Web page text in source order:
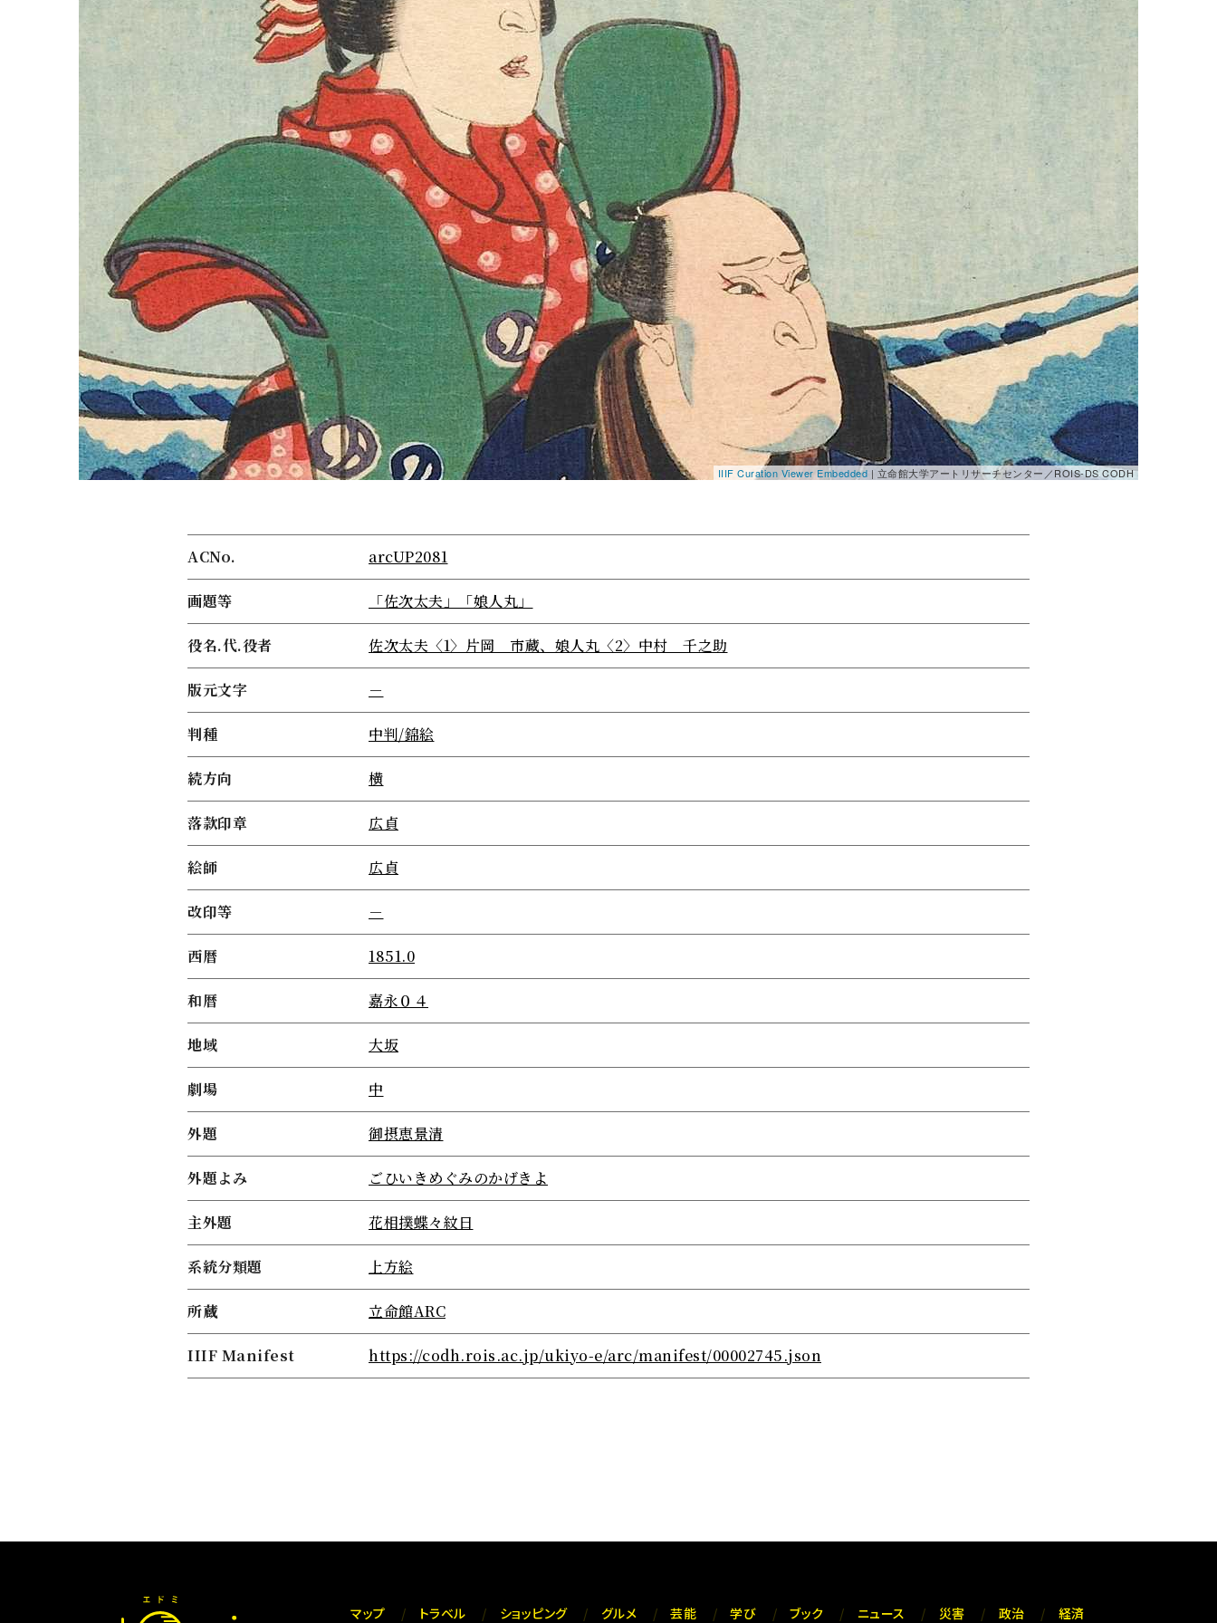
IIIF Curation Viewer Embedded | 立命館大学アートリサーチセンター／ROIS-DS CODH
ACNo. arcUP2081
画題等 「佐次太夫」「娘人丸」
役名.代.役者 佐次太夫〈1〉片岡 市蔵、娘人丸〈2〉中村 千之助
版元文字 －
判種 中判/錦絵
続方向 横
落款印章 広貞
絵師 広貞
改印等 －
西暦 1851.0
和暦 嘉永０４
地域 大坂
劇場 中
外題 御摂恵景清
外題よみ ごひいきめぐみのかげきよ
主外題 花相撲蝶々紋日
系統分類題 上方絵
所蔵 立命館ARC
IIIF Manifest https://codh.rois.ac.jp/ukiyo-e/arc/manifest/00002745.json
マップ トラベル ショッピング グルメ 芸能 学び ブック ニュース 災害 政治 経済